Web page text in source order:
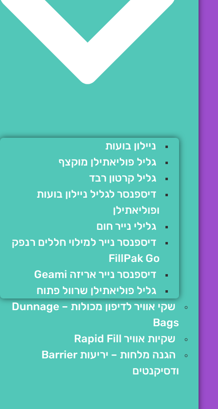
ניילון בועות
גליל פוליאתילן מוקצף
גליל קרטון רבד
דיספנסר לגליל ניילון בועות
ופוליאתילן
גלילי נייר חום
דיספנסר נייר למילוי חללים רנפק
FillPak Go
דיספנסר נייר אריזה Geami
גליל פוליאתילן שרוול פתוח
שקי אוויר לדיפון מכולות – Dunnage
Bags
שקיות אוויר Rapid Fill
הגנה מלחות – יריעות Barrier
ודסיקנטים